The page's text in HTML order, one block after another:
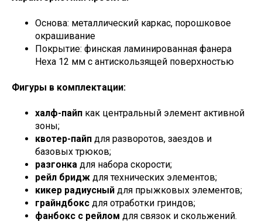
Основа: металлический каркас, порошковое
окрашивание
Покрытие: финская ламинированная фанера
Hexa 12 мм с антискользящей поверхностью
Фигуры в комплектации:
халф-пайп как центральный элемент активной
зоны;
квотер-пайп для разворотов, заездов и
базовых трюков;
разгонка для набора скорости;
рейл бридж для технических элементов;
кикер радиусный для прыжковых элементов;
грайндбокс для отработки гриндов;
фанбокс с рейлом для связок и скольжений.